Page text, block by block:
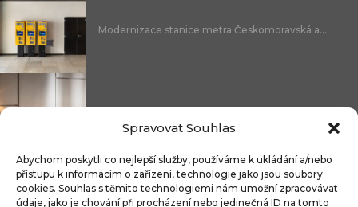
Spravovat Souhlas
Abychom poskytli co nejlepší služby, používáme k ukládání a/nebo
přístupu k informacím o zařízení, technologie jako jsou soubory
cookies. Souhlas s těmito technologiemi nám umožní zpracovávat
údaje, jako je chování při procházení nebo jedinečná ID na tomto
Modernizace stanice metra Českomoravská a...
Čistitelné látky s technologií FibreGuard®:...